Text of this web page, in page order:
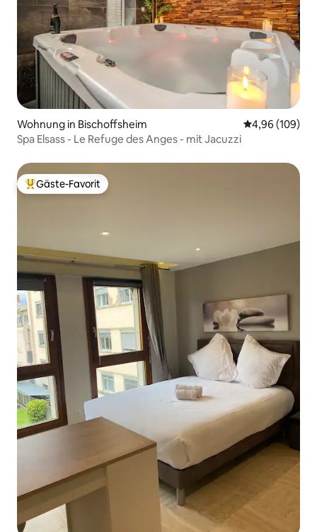
Wohnung in Bischoffsheim
4,96 (109)
Spa Elsass - Le Refuge des Anges - mit Jacuzzi
Beliebter Gäste-Favorit.
Gäste-Favorit